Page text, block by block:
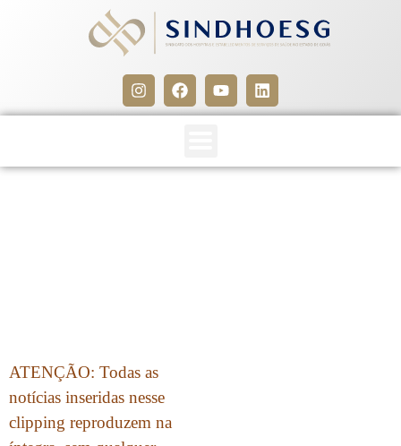
ATENÇÃO: Todas as
notícias inseridas nesse
clipping reproduzem na